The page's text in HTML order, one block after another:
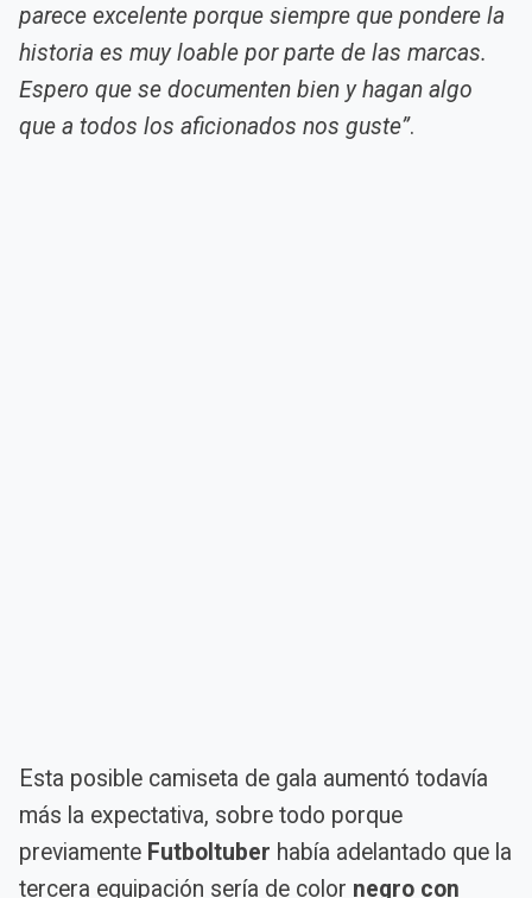
parece excelente porque siempre que pondere la
historia es muy loable por parte de las marcas.
Espero que se documenten bien y hagan algo
que a todos los aficionados nos guste”.
Esta posible camiseta de gala aumentó todavía
más la expectativa, sobre todo porque
previamente Futboltuber había adelantado que la
tercera equipación sería de color negro con